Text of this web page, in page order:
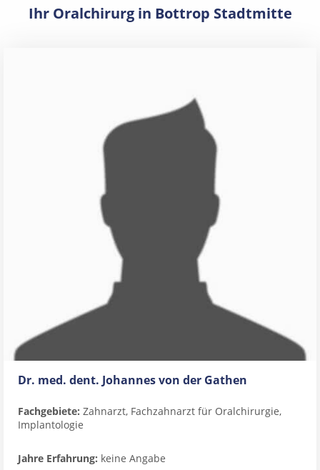
Ihr Oralchirurg in Bottrop Stadtmitte
Dr. med. dent. Johannes von der Gathen
Fachgebiete: Zahnarzt, Fachzahnarzt für Oralchirurgie,
Implantologie
Jahre Erfahrung: keine Angabe